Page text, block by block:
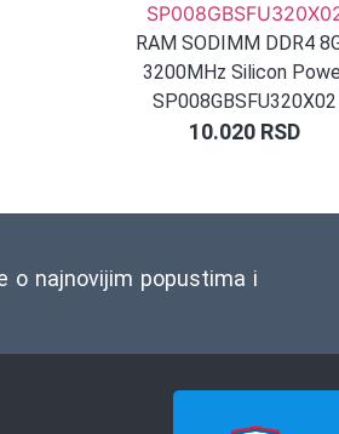
RAM SODIMM DDR4
3200MHz Silicon
SP008GBSFU320X02
10.020 RSD
o najnovijim popustima i